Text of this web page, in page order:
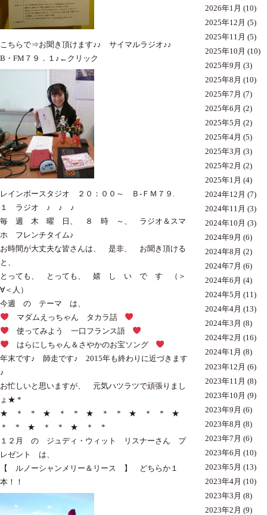
こちらで⇒お聞き 頂けます♪♪ サイマルラジオ♪♪
B・FM７９．１♪←クリック
レインボースタジオ ２０：００～ Ｂ-ＦＭ７９.
１ ラジオ ♪ ♪ ♪
毎 週 木 曜 日、 ８ 時 ～、 ラジオ＆スマ
ホ フレンチタイム♪
お時間が大丈夫な皆さんは、 是非、 お聞き頂ける
と、
とっても、 とっても、 嬉 し い で す （＞
∀＜人）
今週 の テーマ は、
マダムえっちゃん タカラ話
使ってみよう 一口フランス語
はらにしちゃん＆さやかのお宝ソング
年末です♪ 師走です♪ 2015年も終わりに近づきます
♪
お忙しいと思いますが、 元気ハツラツで頑張りまし
ょ★ *
★ ＊ * ★ ＊ * ★ ＊ * ★ ＊ * ★
＊ * ★ ＊ * ★ ＊ *
１２月 の ジュディ・ウィット リスナーさん プ
レゼント は、
【 ルノーシャンメリー＆リース 】 どちらか１
本！！
2026年1月 (10)
2025年12月 (5)
2025年11月 (5)
2025年10月 (10)
2025年9月 (3)
2025年8月 (10)
2025年7月 (7)
2025年6月 (2)
2025年5月 (2)
2025年4月 (5)
2025年3月 (3)
2025年2月 (2)
2025年1月 (4)
2024年12月 (7)
2024年11月 (3)
2024年10月 (3)
2024年9月 (6)
2024年8月 (2)
2024年7月 (6)
2024年6月 (4)
2024年5月 (11)
2024年4月 (13)
2024年3月 (8)
2024年2月 (16)
2024年1月 (8)
2023年12月 (6)
2023年11月 (8)
2023年10月 (9)
2023年9月 (6)
2023年8月 (8)
2023年7月 (6)
2023年6月 (10)
2023年5月 (13)
2023年4月 (10)
2023年3月 (8)
2023年2月 (9)